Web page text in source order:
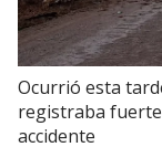
Ocurrió esta
registraba
accidente